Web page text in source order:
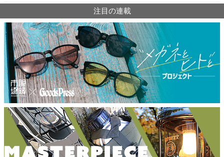
注目の連載